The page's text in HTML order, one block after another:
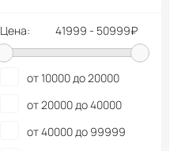
Цена: 41999 - 50999₽
от 10000 до 20000
от 20000 до 40000
от 40000 до 99999